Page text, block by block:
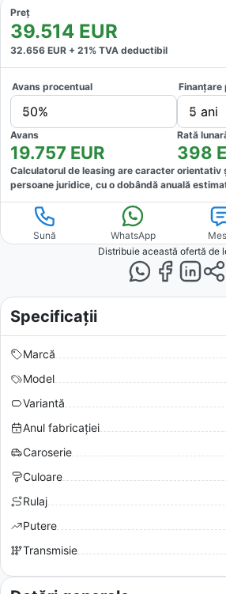
Preț
39.514 EUR
32.656 EUR + 21% TVA deductibil
Avans procentual
50%
Finanțare
5 ani
Avans
19.757 EUR
Rată
398
Calculatorul de leasing are caracter orientativ
persoane juridice, cu o dobândă anuală
Sună WhatsApp
Distribuie această ofertă de
Specificații
Marcă
Model
Variantă
Anul fabricației
Caroserie
Culoare
Rulaj
Putere
Transmisie